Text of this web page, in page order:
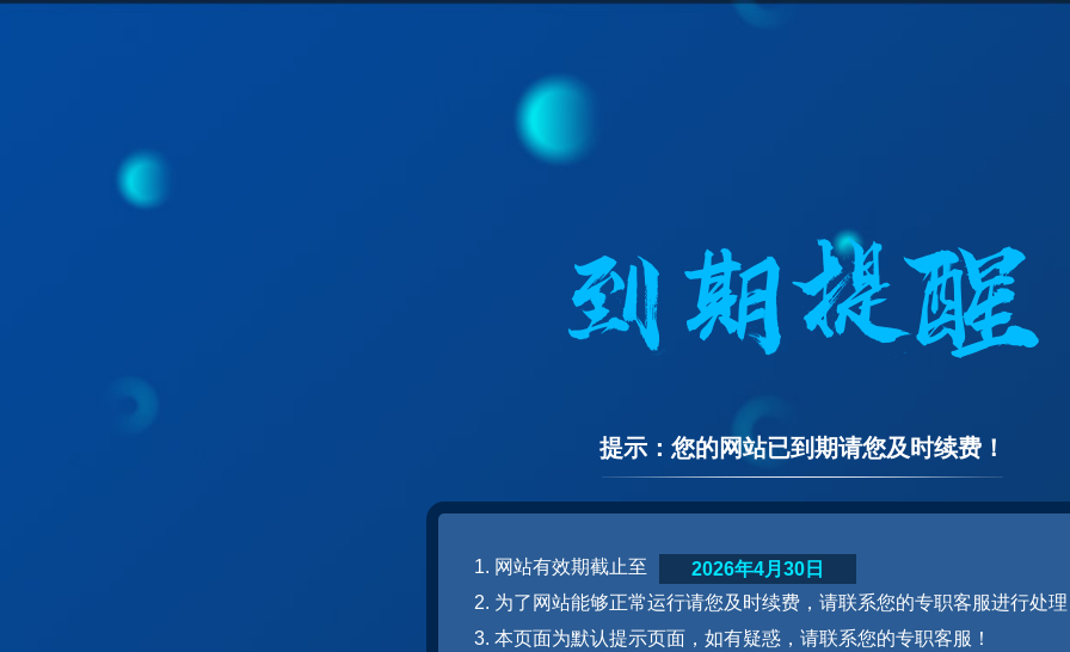
提示：您的网站已到期请您及时续费！
1. 网站有效期截止至
2. 为了网站能够正常运行请您及时续费，请联系您的专职客服进行处
3. 本页面为默认提示页面，如有疑惑，请联系您的专职客服！
2026年4月30日